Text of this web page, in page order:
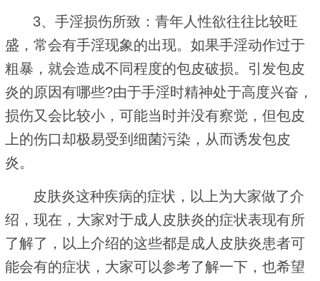
3、手淫损伤所致：青年人性欲往往比较旺
盛，常会有手淫现象的出现。如果手淫动作过于
粗暴，就会造成不同程度的包皮破损。引发包皮
炎的原因有哪些?由于手淫时精神处于高度兴奋，
损伤又会比较小，可能当时并没有察觉，但包皮
上的伤口却极易受到细菌污染，从而诱发包皮
炎。
皮肤炎这种疾病的症状，以上为大家做了介
绍，现在，大家对于成人皮肤炎的症状表现有所
了解了，以上介绍的这些都是成人皮肤炎患者可
能会有的症状，大家可以参考了解一下，也希望